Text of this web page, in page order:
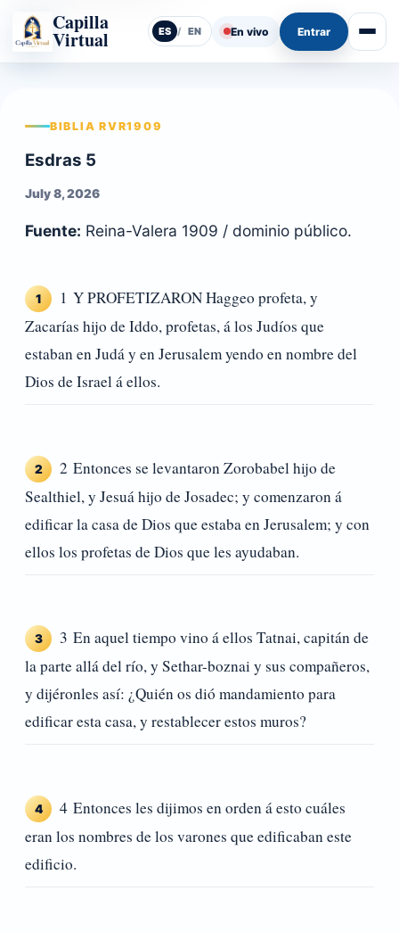
Capilla
Virtual ES / EN En vivo Entrar Abrir
BIBLIA RVR1909
Esdras 5
July 8, 2026
Fuente: Reina-Valera 1909 / dominio público.
1
1 Y PROFETIZARON Haggeo profeta, y
Zacarías hijo de Iddo, profetas, á los Judíos que
estaban en Judá y en Jerusalem yendo en nombre del
Dios de Israel á ellos.
2
2 Entonces se levantaron Zorobabel hijo de
Sealthiel, y Jesuá hijo de Josadec; y comenzaron á
edificar la casa de Dios que estaba en Jerusalem; y con
ellos los profetas de Dios que les ayudaban.
3
3 En aquel tiempo vino á ellos Tatnai, capitán de
la parte allá del río, y Sethar-boznai y sus compañeros,
y dijéronles así: ¿Quién os dió mandamiento para
edificar esta casa, y restablecer estos muros?
4
4 Entonces les dijimos en orden á esto cuáles
eran los nombres de los varones que edificaban este
edificio.